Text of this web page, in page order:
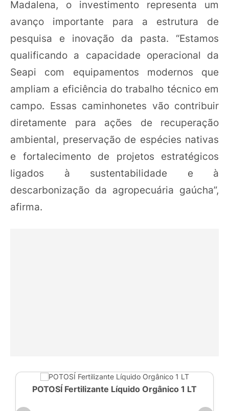
Madalena, o investimento representa um
avanço importante para a estrutura de
pesquisa e inovação da pasta. “Estamos
qualificando a capacidade operacional da
Seapi com equipamentos modernos que
ampliam a eficiência do trabalho técnico em
campo. Essas caminhonetes vão contribuir
diretamente para ações de recuperação
ambiental, preservação de espécies nativas
e fortalecimento de projetos estratégicos
ligados à sustentabilidade e à
descarbonização da agropecuária gaúcha”,
afirma.
POTOSÍ Fertilizante Líquido Orgânico 1 LT